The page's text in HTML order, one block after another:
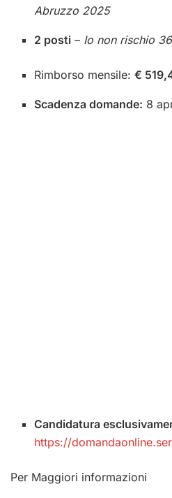
Abruzzo 2025
2 posti – Io non rischio
Rimborso mensile:€
Scadenza domande: 8
Candidatura
https://
Per Maggiori informazioni